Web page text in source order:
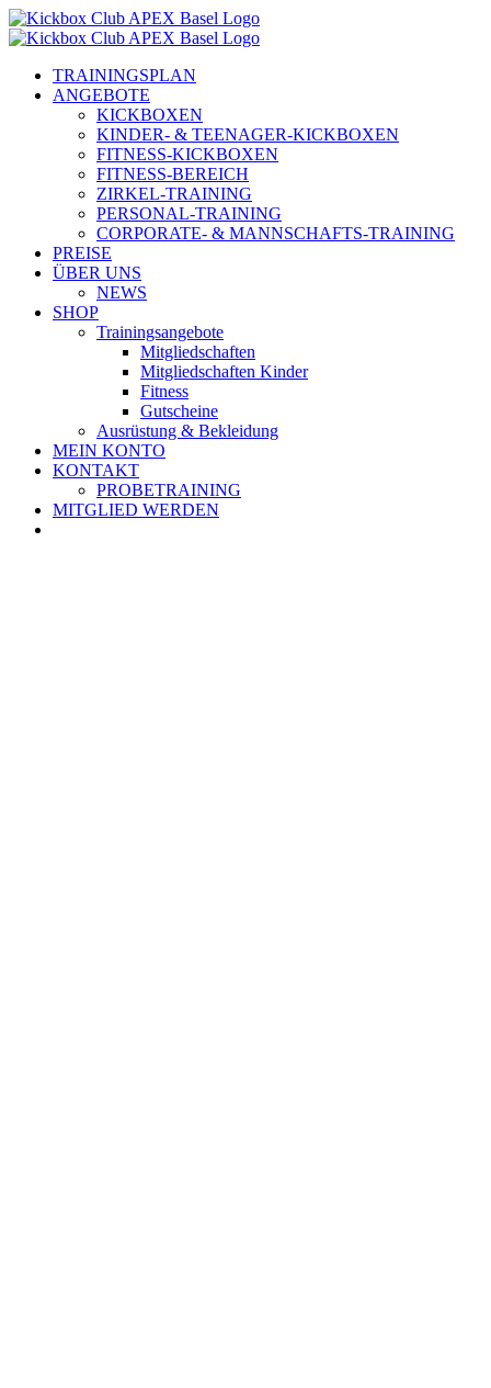
Zum
Inhalt
TRAININGSPLAN
ANGEBOTE
KICKBOXEN
KINDER- & TEENAGER-KICKBOXEN
FITNESS-KICKBOXEN
FITNESS-BEREICH
ZIRKEL-TRAINING
PERSONAL-TRAINING
CORPORATE- & MANNSCHAFTS-TRAINING
PREISE
ÜBER UNS
NEWS
SHOP
Trainingsangebote
Mitgliedschaften
Mitgliedschaften Kinder
Fitness
Gutscheine
Ausrüstung & Bekleidung
MEIN KONTO
KONTAKT
PROBETRAINING
MITGLIED WERDEN